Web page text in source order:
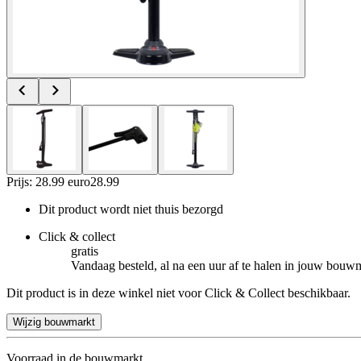
Prijs: 28.99 euro28.99
Dit product wordt niet thuis bezorgd
Click & collect
gratis
Vandaag besteld, al na een uur af te halen in jouw
Dit product is in deze winkel niet voor Click & Collect beschikbaar.
Wijzig bouwmarkt
Voorraad in de bouwmarkt